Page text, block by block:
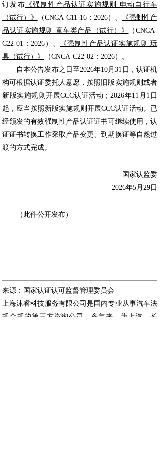
订发布 《强制性产品认证实施规则 电动自行车
（试行）》
（CNCA-C11-16：2026）、
《强制性产
品认证实施规则 童车类产品（试行）》
（CNCA-
C22-01：2026）、
《强制性产品认证实施规则 玩
具（试行）》
（CNCA-C22-02：2026）。
自本公告发布之日至2026年10月31日，认证机
构可根据认证委托人意愿，按照旧版实施规则或者
新版实施规则开展CCC认证活动；2026年11月1日
起，应当按照新版实施规则开展CCC认证活动。已
经颁发的有效强制性产品认证证书可继续使用，认
证证书转换工作采取产品变更、到期换证等自然过
渡的方式完成。
国家认监委
2026年5月29日
（此件公开发布）
来源： 国家认证认可监督管理委员会
上海沐睿科技服务有限公司是国内专业从事汽车法
规合规的第三方咨询公司，多年来，为上汽，长